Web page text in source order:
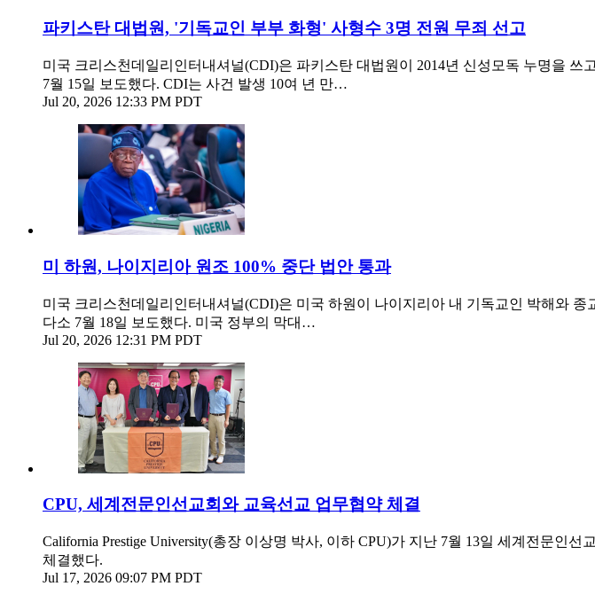
파키스탄 대법원, '기독교인 부부 화형' 사형수 3명 전원 무죄 선고
미국 크리스천데일리인터내셔널(CDI)은 파키스탄 대법원이 2014년 신성모독 누명을
7월 15일 보도했다. CDI는 사건 발생 10여 년 만…
Jul 20, 2026 12:33 PM PDT
미 하원, 나이지리아 원조 100% 중단 법안 통과
미국 크리스천데일리인터내셔널(CDI)은 미국 하원이 나이지리아 내 기독교인 박해와
다소 7월 18일 보도했다. 미국 정부의 막대…
Jul 20, 2026 12:31 PM PDT
CPU, 세계전문인선교회와 교육선교 업무협약 체결
California Prestige University(총장 이상명 박사, 이하 CPU)가 지난 7월 13일 세계전문인
체결했다.
Jul 17, 2026 09:07 PM PDT